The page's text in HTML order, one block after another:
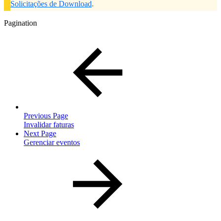
Solicitações de Download.
Pagination
Previous Page
Invalidar faturas
Next Page
Gerenciar eventos